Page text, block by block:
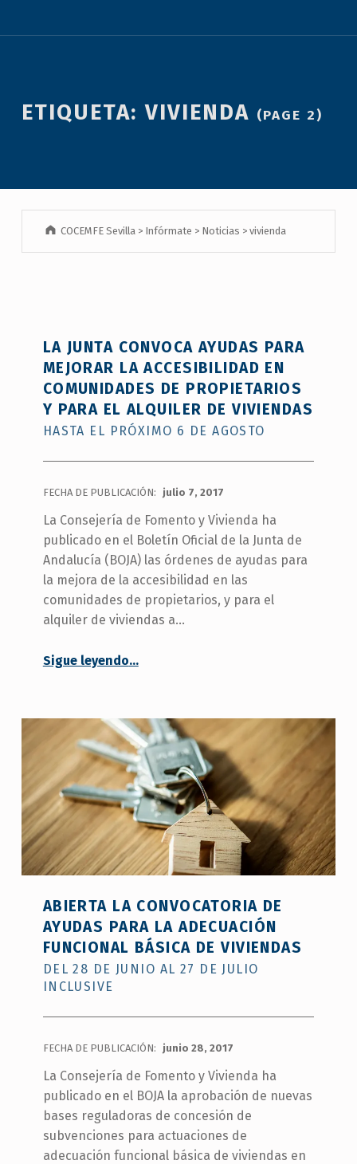
ETIQUETA:VIVIENDA (PAGE 2)
COCEMFE Sevilla > Infórmate > Noticias >vivienda
LA JUNTA CONVOCA AYUDAS PARA
MEJORAR LA ACCESIBILIDAD EN
COMUNIDADES DE PROPIETARIOS
Y PARA EL ALQUILER DE VIVIENDAS
HASTA EL PRÓXIMO 6 DE AGOSTO
FECHA DE PUBLICACIÓN: julio 7, 2017
La Consejería de Fomento y Vivienda ha
publicado en el Boletín Oficial de la Junta de
Andalucía (BOJA) las órdenes de ayudas para
la mejora de la accesibilidad en las
comunidades de propietarios, y para el
alquiler de viviendas a…
Sigue leyendoLa Junta convoca ayudas para mejorar la accesibilidad en comunidades de propietarios y para el alquiler de viviendas
6
de
agosto
”
…
ABIERTA LA CONVOCATORIA DE
AYUDAS PARA LA ADECUACIÓN
FUNCIONAL BÁSICA DE VIVIENDAS
DEL 28 DE JUNIO AL 27 DE JULIO
INCLUSIVE
FECHA DE PUBLICACIÓN: junio 28, 2017
La Consejería de Fomento y Vivienda ha
publicado en el BOJA la aprobación de nuevas
bases reguladoras de concesión de
subvenciones para actuaciones de
adecuación funcional básica de viviendas en